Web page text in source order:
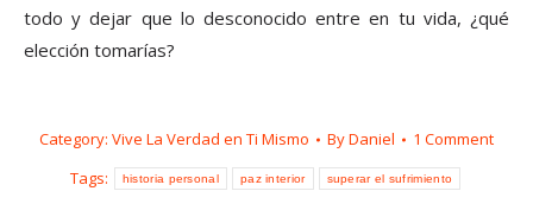
todo y dejar que lo desconocido entre en tu vida, ¿qué
elección tomarías?
Category: Vive La Verdad en Ti Mismo ByDaniel
1 Comment
Tags:
historia personal paz interior superar el sufrimiento